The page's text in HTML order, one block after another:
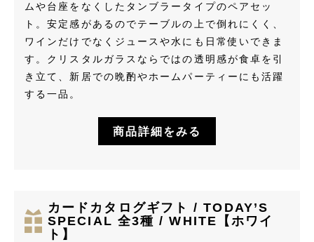
ムや台座をなくしたタンブラータイプのペアセッ
ト。安定感があるのでテーブルの上で倒れにくく、
ワインだけでなくジュースや水にも日常使いできま
す。クリスタルガラスならではの透明感が食卓を引
き立て、新居での晩酌やホームパーティーにも活躍
する一品。
商品詳細をみる
カードカタログギフト / TODAY’S
SPECIAL 全3種 / WHITE【ホワイ
ト】